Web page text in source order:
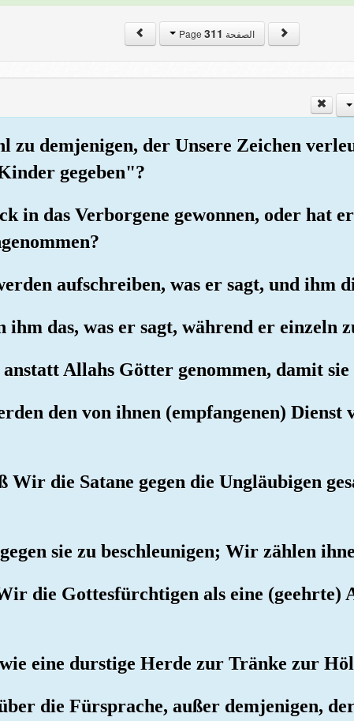
الصفحة Page 311
zu demjenigen, der Unsere Zeichen
gegeben"?
in das Verborgene gewonnen, oder hat
aufschreiben, was er sagt, und ihm
das, was er sagt, während er einzeln
anstatt Allahs Götter genommen, damit
den von ihnen (empfangenen)
Wir die Satane gegen die Ungläubigen
sie zu beschleunigen; Wir zählen
die Gottesfürchtigen als eine
eine durstige Herde zur Tränke zur
die Fürsprache, außer demjenigen,